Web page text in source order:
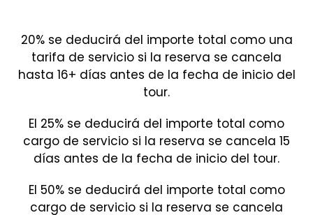
20% se deducirá del importe total como una
tarifa de servicio si la reserva se cancela
hasta 16+ días antes de la fecha de inicio del
tour.
El 25% se deducirá del importe total como
cargo de servicio si la reserva se cancela 15
días antes de la fecha de inicio del tour.
El 50% se deducirá del importe total como
cargo de servicio si la reserva se cancela